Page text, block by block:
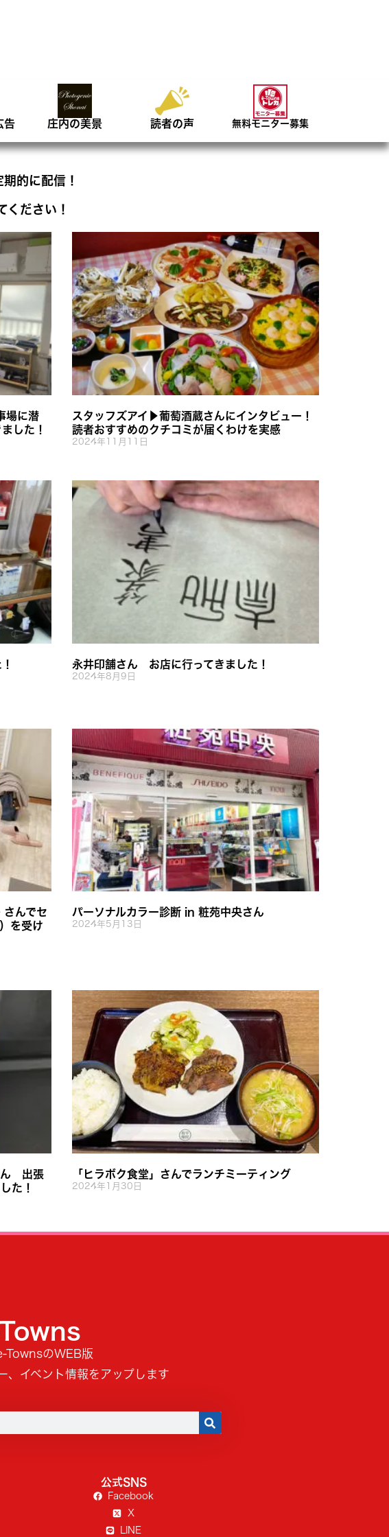
告 庄内の美景 読者の声 無料モニター募集
的に配信！
ください！
場に潜
した！
スタッフズアイ▶︎葡萄酒蔵さんにインタビュー！
読者おすすめのクチコミが届くわけを実感
2024年11月11日
永井印舗さん お店に行ってきました！
2024年8月9日
んでセ
を受け
パーソナルカラー診断 in 粧苑中央さん
2024年5月13日
ん 出張
た！
「ヒラボク食堂」さんでランチミーティング
2024年1月30日
Towns
TownsのWEB版
、イベント情報をアップします
公式SNS
Facebook
X
LINE